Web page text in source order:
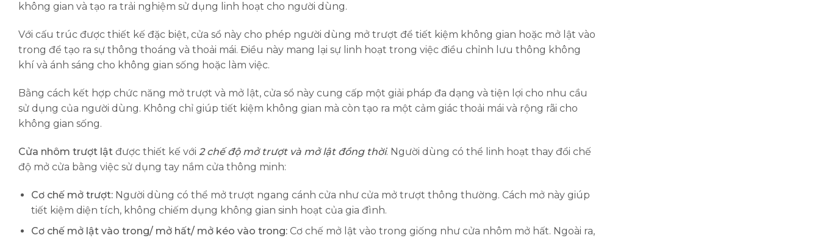
không gian và tạo ra trải nghiệm sử dụng linh hoạt cho người dùng.
Với cấu trúc được thiết kế đặc biệt, cửa sổ này cho phép người dùng mở trượt để tiết kiệm không gian hoặc mở lật vào
trong để tạo ra sự thông thoáng và thoải mái. Điều này mang lại sự linh hoạt trong việc điều chỉnh lưu thông không
khí và ánh sáng cho không gian sống hoặc làm việc.
Bằng cách kết hợp chức năng mở trượt và mở lật, cửa sổ này cung cấp một giải pháp đa dạng và tiện lợi cho nhu cầu
sử dụng của người dùng. Không chỉ giúp tiết kiệm không gian mà còn tạo ra một cảm giác thoải mái và rộng rãi cho
không gian sống.
Cửa nhôm trượt lật được thiết kế với 2 chế độ mở trượt và mở lật đồng thời. Người dùng có thể linh hoạt thay đổi chế
độ mở cửa bằng việc sử dụng tay nắm cửa thông minh:
Cơ chế mở trượt:Người dùng có thể mở trượt ngang cánh cửa như cửa mở trượt thông thường. Cách mở này giúp
tiết kiệm diện tích, không chiếm dụng không gian sinh hoạt của gia đình.
Cơ chế mở lật vào trong/ mở hất/ mở kéo vào trong:Cơ chế mở lật vào trong giống như cửa nhôm mở hất. Ngoài ra,